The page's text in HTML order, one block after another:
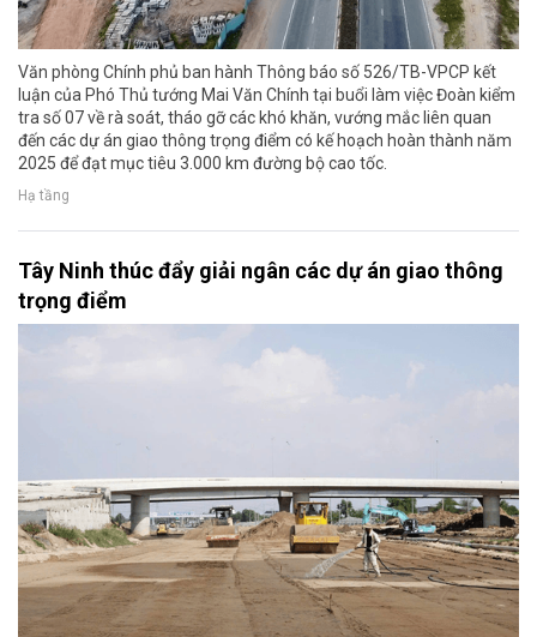
Văn phòng Chính phủ ban hành Thông báo số 526/TB-VPCP kết
luận của Phó Thủ tướng Mai Văn Chính tại buổi làm việc Đoàn kiểm
tra số 07 về rà soát, tháo gỡ các khó khăn, vướng mắc liên quan
đến các dự án giao thông trọng điểm có kế hoạch hoàn thành năm
2025 để đạt mục tiêu 3.000 km đường bộ cao tốc.
Hạ tầng
Tây Ninh thúc đẩy giải ngân các dự án giao thông
trọng điểm